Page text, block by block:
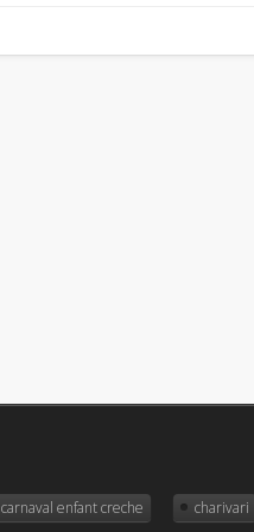
carnaval enfant creche charivari